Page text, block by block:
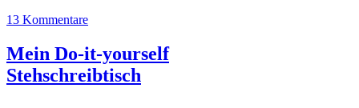
13 Kommentare
Mein Do-it-yourself
Stehschreibtisch